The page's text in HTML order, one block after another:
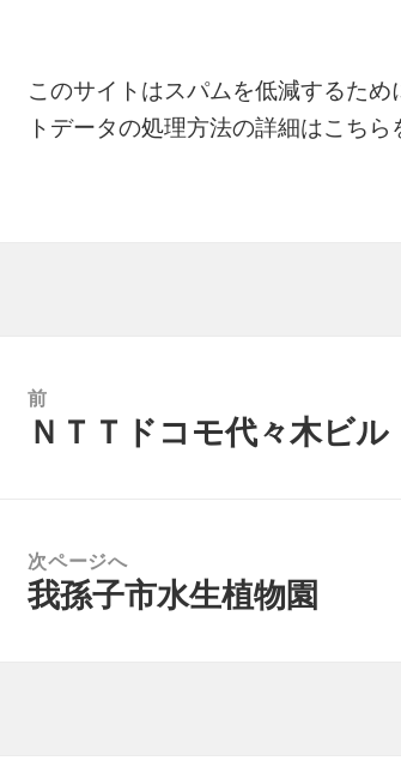
このサイトはスパムを低減するため
トデータの処理方法の詳細はこち
前
前
ＮＴＴドコモ代々木ビル
次ページへ
次
我孫子市水生植物園